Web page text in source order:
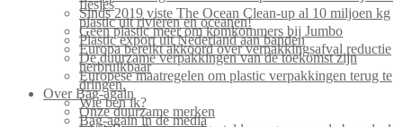
flesjes
Sinds 2019 viste The Ocean Clean-up al 10 miljoen kg
plastic uit rivieren en oceanen!
Geen plastic meer om komkommers bij Jumbo
Plastic export uit Nederland aan banden
Europa bereikt akkoord over verpakkingsafval reductie
De duurzame verpakkingen van de toekomst zijn
herbruikbaar
Europese maatregelen om plastic verpakkingen terug te
dringen.
Over Bag-again
Wie ben ik?
Onze duurzame merken
Bag-again in de media